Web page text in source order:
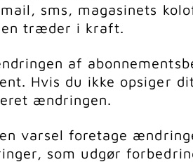
sms, magasinets
træder i kraft.
af
Hvis du ikke opsiger
ændringen.
varsel foretage
som udgør